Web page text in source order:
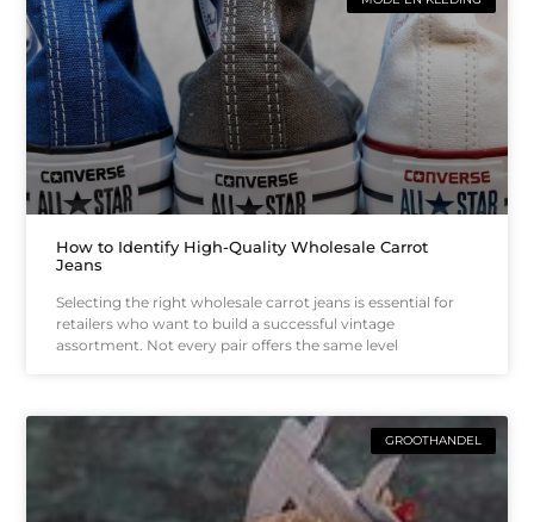
How to Identify High-Quality Wholesale Carrot
Jeans
Selecting the right wholesale carrot jeans is essential for
retailers who want to build a successful vintage
assortment. Not every pair offers the same level
GROOTHANDEL